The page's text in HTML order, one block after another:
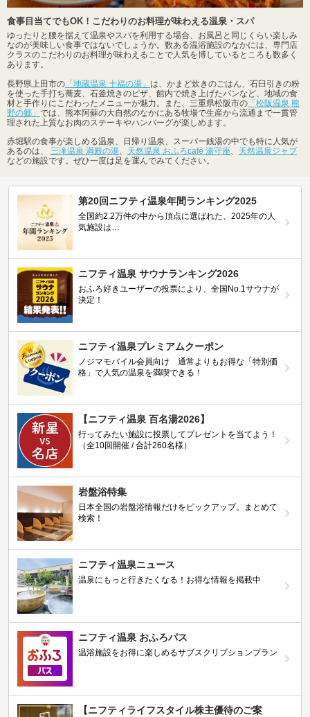
食事目当てでもOK！こだわりのお料理が味わえる温泉・スパ
ゆったりと腰を据えて温泉やスパを利用する場合、お風呂と同じくらい楽しみ
なのが美味しい食事ではないでしょうか。数ある温浴施設のなかには、専門店
クラスのこだわりのお料理が味わえることで人気を博しているところも数多く
あります。
長野県上田市の 「地蔵温泉 十福の湯」 は、かまど炊きのごはん、石臼引きの粉
を使った手打ち蕎麦、石釜焼きのピザ、館内で焼き上げたパンなど、地域の食
材と手作りにこだわったメニューが魅力。また、三重県松阪市の 「松阪温泉 熊
野の郷」 では、熊本阿蘇の大自然のなかにある牧場で生産から流通まで一貫管
理された上質なお肉のステーキやハンバーグが楽しめます。
赤堀駅の食事が楽しめる温泉、日帰り温泉、スーパー銭湯の中でも特に人気が
あるのは、 三滝温泉 満殿の湯 天然温泉 おふろcafé 湯守座
天然温泉ジャブ
などの施設です。ぜひ一度は足を運んでみてください。
第20回ニフティ温泉年間ランキング2025
全国約2.2万件の中から頂点に選ばれた、2025年の人
気施設は…
ニフティ温泉 サウナランキング2026
おふろ好きユーザーの投票により、全国No.1サウナが
決定！
ニフティ温泉プレミアムクーポン
ノジマモバイル会員向け 通常よりもお得な「特別価
格」で人気の温泉を満喫できる！
【ニフティ温泉 百名湯2026】
行ってみたい施設に投票してプレゼントを当てよう！
（全10回開催 / 合計260名様）
岩盤浴特集
日本全国の岩盤浴情報だけをピックアップ。まとめて
検索！
ニフティ温泉ニュース
温泉にもっと行きたくなる！お得な情報を掲載中
ニフティ温泉 おふろパス
温浴施設をお得に楽しめるサブスクリプションプラン
【ニフティライフスタイル株主優待のご案